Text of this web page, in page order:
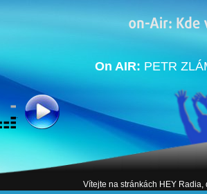
On AIR: PETR
Vítejte na stránkách HEY Radia,